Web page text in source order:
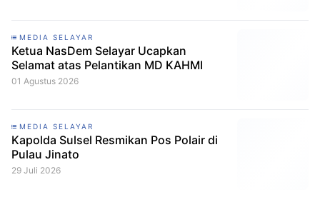
MEDIA SELAYAR
Ketua NasDem Selayar Ucapkan
Selamat atas Pelantikan MD KAHMI
01 Agustus 2026
MEDIA SELAYAR
Kapolda Sulsel Resmikan Pos Polair di
Pulau Jinato
29 Juli 2026